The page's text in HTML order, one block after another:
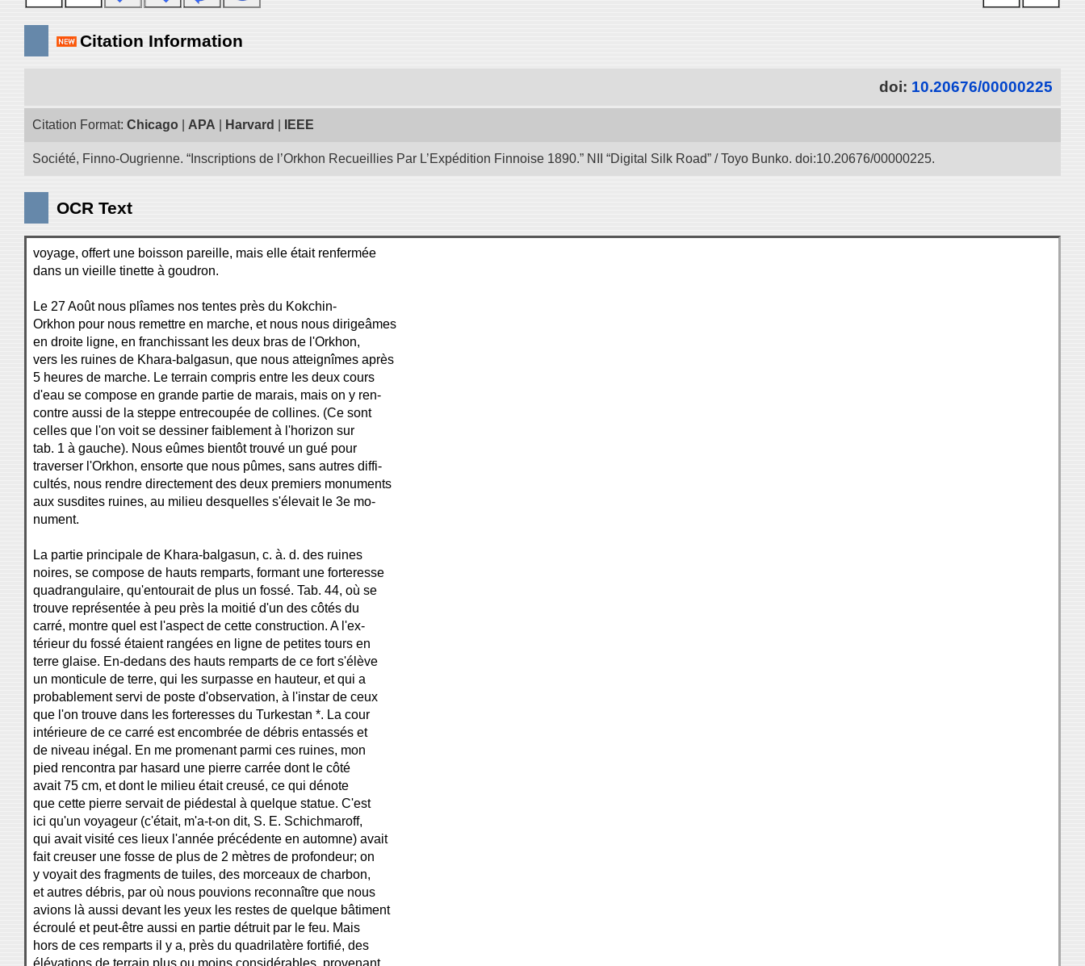
Citation Information
doi: 10.20676/00000225
Citation Format: Chicago APA Harvard IEEE
Société, Finno-Ougrienne. “Inscriptions de l’Orkhon Recueillies Par L’Expédition Finnoise 1890.” NII “Digital Silk Road” / Toyo Bunko. doi:10.20676/00000225.
OCR Text
voyage, offert une boisson pareille, mais elle était renfermée
dans un vieille tinette à goudron.
Le 27 Août nous plîames nos tentes près du Kokchin-
Orkhon pour nous remettre en marche, et nous nous dirigeâmes
en droite ligne, en franchissant les deux bras de l'Orkhon,
vers les ruines de Khara-balgasun, que nous atteignîmes après
5 heures de marche. Le terrain compris entre les deux cours
d'eau se compose en grande partie de marais, mais on y ren-
contre aussi de la steppe entrecoupée de collines. (Ce sont
celles que l'on voit se dessiner faiblement à l'horizon sur
tab. 1 à gauche). Nous eûmes bientôt trouvé un gué pour
traverser l'Orkhon, ensorte que nous pûmes, sans autres diffi-
cultés, nous rendre directement des deux premiers monuments
aux susdites ruines, au milieu desquelles s'élevait le 3e mo-
nument.
La partie principale de Khara-balgasun, c. à. d. des ruines
noires, se compose de hauts remparts, formant une forteresse
quadrangulaire, qu'entourait de plus un fossé. Tab. 44, où se
trouve représentée à peu près la moitié d'un des côtés du
carré, montre quel est l'aspect de cette construction. A l'ex-
térieur du fossé étaient rangées en ligne de petites tours en
terre glaise. En-dedans des hauts remparts de ce fort s'élève
un monticule de terre, qui les surpasse en hauteur, et qui a
probablement servi de poste d'observation, à l'instar de ceux
que l'on trouve dans les forteresses du Turkestan *. La cour
intérieure de ce carré est encombrée de débris entassés et
de niveau inégal. En me promenant parmi ces ruines, mon
pied rencontra par hasard une pierre carrée dont le côté
avait 75 cm, et dont le milieu était creusé, ce qui dénote
que cette pierre servait de piédestal à quelque statue. C'est
ici qu'un voyageur (c'était, m'a-t-on dit, S. E. Schichmaroff,
qui avait visité ces lieux l'année précédente en automne) avait
fait creuser une fosse de plus de 2 mètres de profondeur; on
y voyait des fragments de tuiles, des morceaux de charbon,
et autres débris, par où nous pouvions reconnaître que nous
avions là aussi devant les yeux les restes de quelque bâtiment
écroulé et peut-être aussi en partie détruit par le feu. Mais
hors de ces remparts il y a, près du quadrilatère fortifié, des
élévations de terrain plus ou moins considérables, provenant